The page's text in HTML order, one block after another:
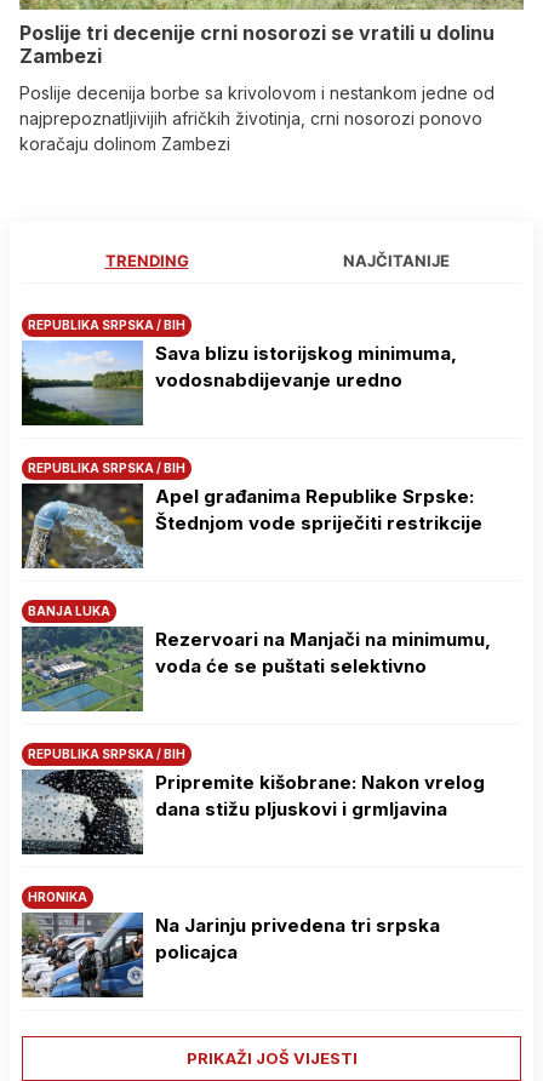
Poslije tri decenije crni nosorozi se vratili u dolinu
Zambezi
Poslije decenija borbe sa krivolovom i nestankom jedne od
najprepoznatljivijih afričkih životinja, crni nosorozi ponovo
koračaju dolinom Zambezi
TRENDING NAJČITANIJE
REPUBLIKA SRPSKA / BIH
Sava blizu istorijskog minimuma,
vodosnabdijevanje uredno
REPUBLIKA SRPSKA / BIH
Apel građanima Republike Srpske:
Štednjom vode spriječiti restrikcije
BANJA LUKA
Rezervoari na Manjači na minimumu,
voda će se puštati selektivno
REPUBLIKA SRPSKA / BIH
Pripremite kišobrane: Nakon vrelog
dana stižu pljuskovi i grmljavina
HRONIKA
Na Јarinju privedena tri srpska
policajca
PRIKAŽI JOŠ VIJESTI